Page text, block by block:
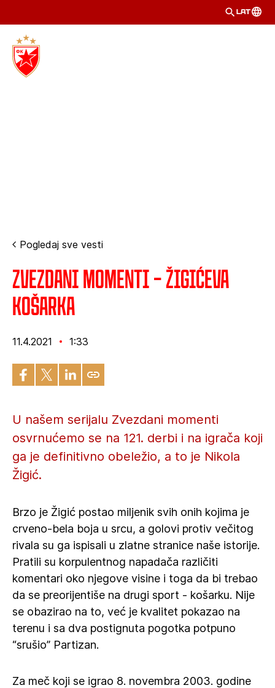
LAT
Pogledaj sve vesti
Zvezdani momenti – Žigićeva
košarka
11.4.2021 1:33
U našem serijalu Zvezdani momenti
osvrnućemo se na 121. derbi i na igrača koji
ga je definitivno obeležio, a to je Nikola
Žigić.
Brzo je Žigić postao miljenik svih onih kojima je
crveno-bela boja u srcu, a golovi protiv večitog
rivala su ga ispisali u zlatne stranice naše istorije.
Pratili su korpulentnog napadača različiti
komentari oko njegove visine i toga da bi trebao
da se preorijentiše na drugi sport - košarku. Nije
se obazirao na to, već je kvalitet pokazao na
terenu i sa dva postignuta pogotka potpuno
“srušio” Partizan.
Za meč koji se igrao 8. novembra 2003. godine